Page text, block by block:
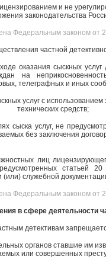
и не
законодательства
Федеральным законом от
частной
оказания сыскных услуг
на
телеграфных и иных
услуг с
технических средств;
сыска услуг, не
без заключения
лиц
статьей
(или) служебной
Федеральным законом от
в сфере деятельности
детективам
органов ставшие им
или совершенных